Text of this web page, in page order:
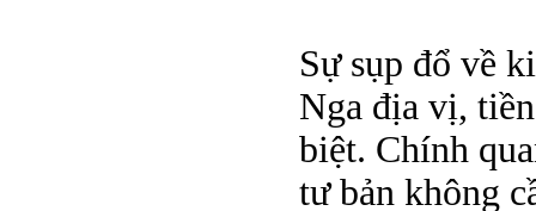
Sự sụp đổ về
Nga địa vị,
biệt. Chính
tư bản không